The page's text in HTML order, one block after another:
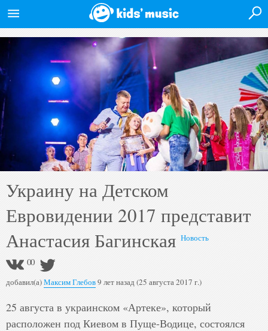
Войти на сайт
Главная
Новости
Исполнители
Альбомы
Видео
Украину на Детском
Евровидении 2017 представит
Анастасия Багинская Новость
00
добавил(а)Максим Глебов9 лет назад (25 августа 2017 г.)
25 августа в украинском «Артеке», который
расположен под Киевом в Пуще-Водице, состоялся